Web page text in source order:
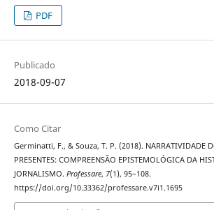
PDF
Publicado
2018-09-07
Como Citar
Germinatti, F., & Souza, T. P. (2018). NARRATIVIDADE
PRESENTES: COMPREENSÃO EPISTEMOLÓGICA DA
JORNALISMO. Professare, 7(1), 95–108.
https://doi.org/10.33362/professare.v7i1.1695